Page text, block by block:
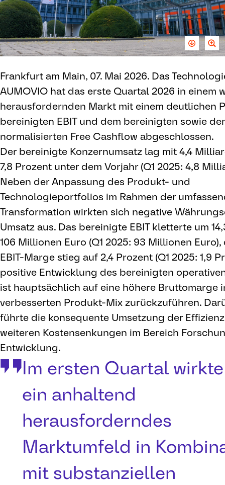
Frankfurt am Main, 07. Mai 2026. Das
AUMOVIO hat das erste Quartal 2026 in einem
herausfordernden Markt mit einem deutlichen
bereinigten EBIT und dem bereinigten sowie
normalisierten Free Cashflow abgeschlossen.
Der bereinigte Konzernumsatz lag mit 4,4
7,8 Prozent unter dem Vorjahr (Q1 2025: 4,8
Neben der Anpassung des Produkt- und
Technologieportfolios im Rahmen der
Transformation wirkten sich negative
Umsatz aus. Das bereinigte EBIT kletterte um
106 Millionen Euro (Q1 2025: 93 Millionen
EBIT-Marge stieg auf 2,4 Prozent (Q1 2025: 1,9
positive Entwicklung des bereinigten
ist hauptsächlich auf eine höhere Bruttomarge
verbesserten Produkt-Mix zurückzuführen.
führte die konsequente Umsetzung der
weiteren Kostensenkungen im Bereich
Entwicklung.
Im ersten Quartal
ein anhaltend
herausforderndes
Marktumfeld in
mit substanziellen